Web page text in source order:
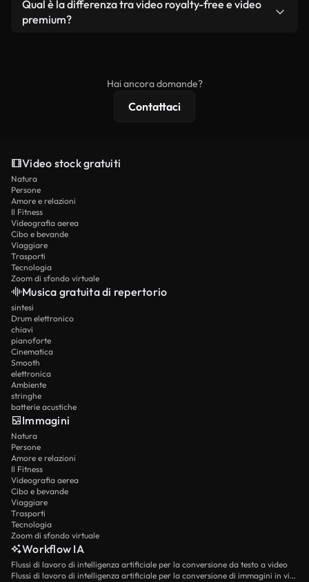
all'uso.
nostri video. Assicuratevi solo che il prodotto
Qual è la differenza tra video royalty-free e video
premium?
Hai ancora domande?
Contattaci
Video stock gratuiti
Natura
Persone
Amore e relazioni
Il Fitness
Videografia aerea
Cibo e bevande
Viaggiare
Trasporti
Tecnologia
Zoom di sfondo virtuale
Musica gratuita di repertorio
sintesi
Drum elettronico
chiavi
pianoforte
Cinematica
Smooth
elettronica
Ambiente
stringhe
batterie acustiche
Immagini
Natura
Persone
Amore e relazioni
Il Fitness
Videografia aerea
Cibo e bevande
Viaggiare
Trasporti
Tecnologia
Zoom di sfondo virtuale
Workflow IA
Flussi di lavoro di intelligenza artificiale per la conversione da testo a video
Flussi di lavoro di intelligenza artificiale per la conversione di immagini in video